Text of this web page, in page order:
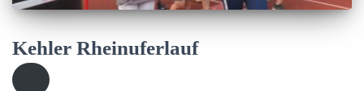
Kehler Rheinuferlauf